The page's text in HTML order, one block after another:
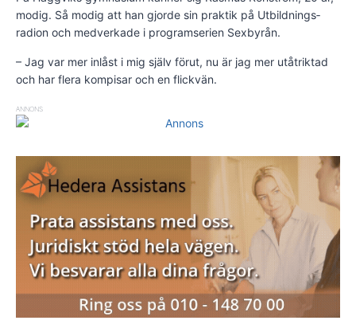
modig. Så modig att han gjorde sin praktik på Utbild­nings­
radion och medverkade i programserien Sexbyrån.
– Jag var mer inlåst i mig själv förut, nu är jag mer utåtriktad
och har flera kompisar och en flickvän.
ANNONS